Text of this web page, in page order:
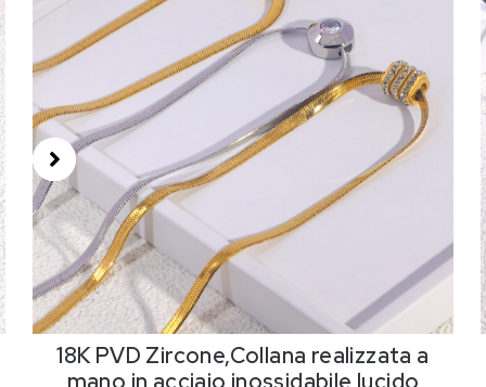
18K PVD Zircone,Collana realizzata a